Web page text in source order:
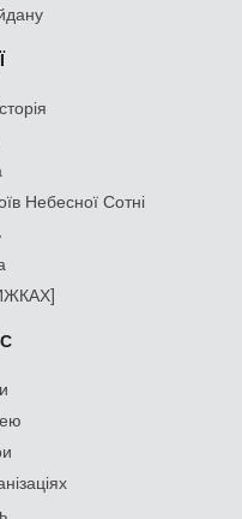
Небесної Сотні